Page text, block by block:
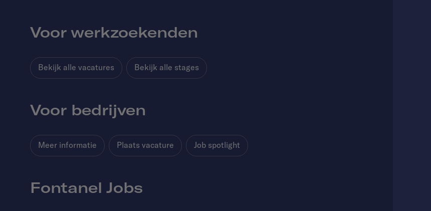
Voor werkzoekenden
Bekijk alle vacatures Bekijk alle stages
Voor bedrijven
Meer informatie Plaats vacature Job spotlight
Fontanel Jobs